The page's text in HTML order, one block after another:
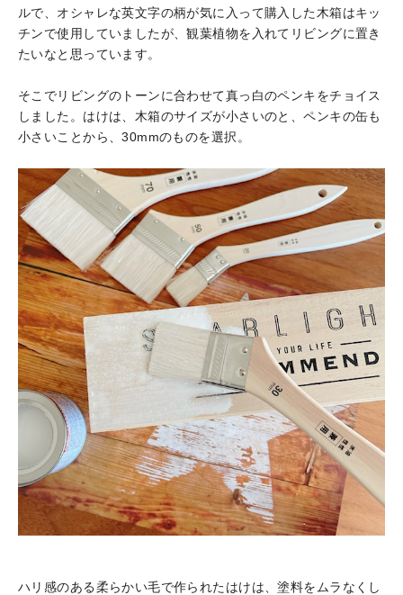
ルで、オシャレな英文字の柄が気に入って購入した木箱はキッ
チンで使用していましたが、観葉植物を入れてリビングに置き
たいなと思っています。
そこでリビングのトーンに合わせて真っ白のペンキをチョイス
しました。はけは、木箱のサイズが小さいのと、ペンキの缶も
小さいことから、30mmのものを選択。
ハリ感のある柔らかい毛で作られたはけは、塗料をムラなくし